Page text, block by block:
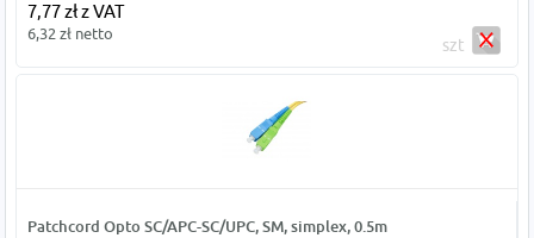
7,77 zł z VAT
6,32 zł netto
szt
Patchcord Opto SC/APC-SC/UPC, SM, simplex, 0.5m